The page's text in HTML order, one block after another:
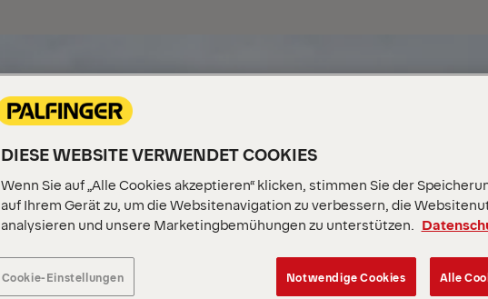
DIESE WEBSITE VERWENDET COOKIES
Wenn Sie auf „Alle Cookies akzeptieren“ klicken, stimmen Sie der
auf Ihrem Gerät zu, um die Websitenavigation zu verbessern, die
analysieren und unsere Marketingbemühungen zu unterstützen.
Cookie-Einstellungen Notwendige Cookies Alle